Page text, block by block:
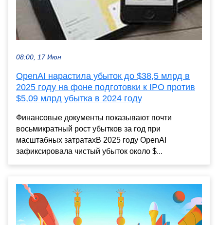
08:00, 17 Июн
OpenAI нарастила убыток до $38,5 млрд в
2025 году на фоне подготовки к IPO против
$5,09 млрд убытка в 2024 году
Финансовые документы показывают почти
восьмикратный рост убытков за год при
масштабных затратахВ 2025 году OpenAI
зафиксировала чистый убыток около $...